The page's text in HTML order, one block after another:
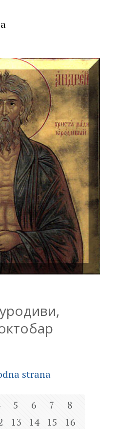
strana
5 6 7
8
13 14 15
16